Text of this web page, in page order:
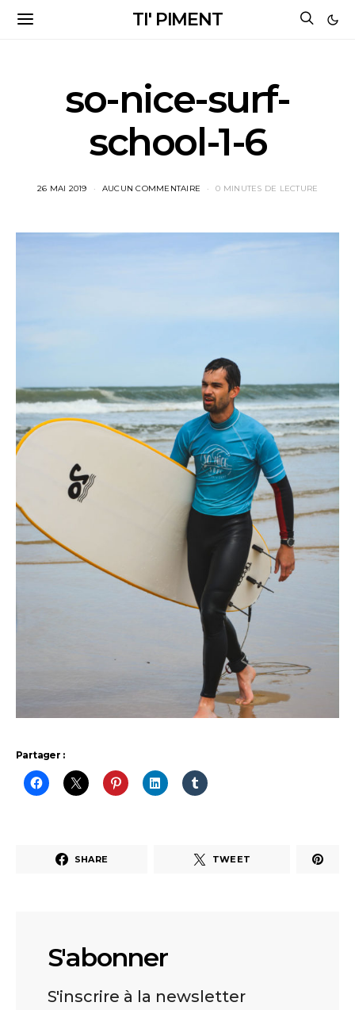
TI' PIMENT
so-nice-surf-
school-1-6
26 MAI 2019 AUCUN COMMENTAIRE 0 MINUTES DE LECTURE
Partager :
SHARE TWEET
S'abonner
S'inscrire à la newsletter